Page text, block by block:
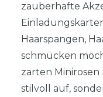
zauberhafte
Haarspangen,
schmücken
zarten
stilvoll auf,